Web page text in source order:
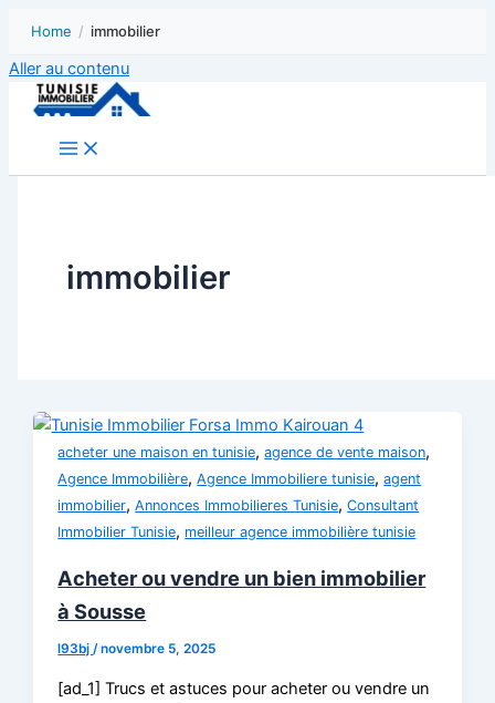
Home / immobilier
Aller au contenu
immobilier
acheter une maison en tunisie,agence de vente maison,
Agence Immobilière,Agence Immobiliere tunisie,agent
immobilier,Annonces Immobilieres Tunisie,Consultant
Immobilier Tunisie, meilleur agence immobilière tunisie
Acheter ou vendre un bien immobilier
à Sousse
l93bj/novembre 5, 2025
[ad_1] Trucs et astuces pour acheter ou vendre un